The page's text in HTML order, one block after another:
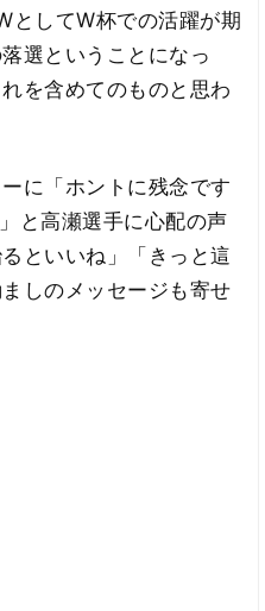
としてW杯での活躍が期
選ということになっ
を含めてのものと思わ
に「ホントに残念です
と高瀬選手に心配の声
といいね」「きっと這
しのメッセージも寄せ